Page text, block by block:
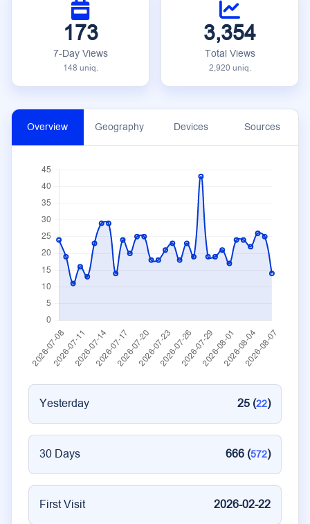
173
7-Day Views
148 uniq.
3,354
Total Views
2,920 uniq.
Overview Geography Devices Sources
Yesterday 25 (22)
30 Days 666 (572)
First Visit 2026-02-22